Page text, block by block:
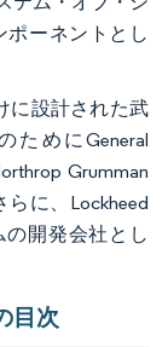
ポーネントとし
に設計された武
ためにGeneral
Grumman
に、Lockheed
の開発会社とし
目次